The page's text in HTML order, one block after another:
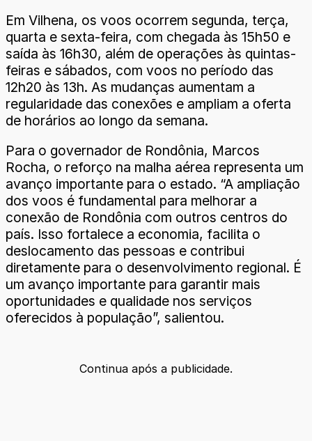
Em Vilhena, os voos ocorrem segunda, terça,
quarta e sexta-feira, com chegada às 15h50 e
saída às 16h30, além de operações às quintas-
feiras e sábados, com voos no período das
12h20 às 13h. As mudanças aumentam a
regularidade das conexões e ampliam a oferta
de horários ao longo da semana.
Para o governador de Rondônia, Marcos
Rocha, o reforço na malha aérea representa um
avanço importante para o estado. “A ampliação
dos voos é fundamental para melhorar a
conexão de Rondônia com outros centros do
país. Isso fortalece a economia, facilita o
deslocamento das pessoas e contribui
diretamente para o desenvolvimento regional. É
um avanço importante para garantir mais
oportunidades e qualidade nos serviços
oferecidos à população”, salientou.
Continua após a publicidade.